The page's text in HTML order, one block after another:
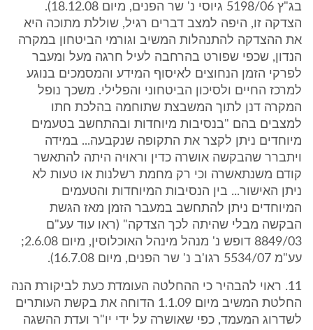
בג"ץ 5198/06 גיוסי נ' שר הפנים, מיום 18.12.08).
הצדקה זו, היפה למצב דברים רגיל, שוללת מתוכה היא
את ההצדקה להתנהלות המשיב וגורמי הביטחון במקרה
הנדון, שכפי שפורט בהרחבה לעיל חרגה מעל ומעבר
לפרקי הזמן הנחוצים לאיסוף המידע והמסמכים בנוגע
למרכז החיים ולסיכון הביטחוני והפלילי. משכך נופל
המקרה דנן לתוך המשבצת שתוחמה בהלכת חתו
למצבים בהם "בנסיבות מיוחדות ובהתחשב בטעמים
מיוחדים ניתן לקצר את התקופה שנקבעה... במידה
ויתברר שהבקשה אושרה כדין וראויה היתה להתאשר
קודם משנתאשרה וכי רק מחמת רשלנות או טעות לא
ניתן האישור... בין הנסיבות המיוחדות והטעמים
המיוחדים ניתן להתחשב במעבר הזמן מאז הגשת
הבקשה מבלי שהיתה לכך הצדקה" (ראו עוד עע"ם
8849/03 דופש נ' מנהל מינהל האוכלוסין, מיום 2.6.08;
עע"מ 5534/07 רגו'ב נ' שר הפנים, מיום 16.7.08).
11. ראוי להבהיר כי ההחלטה העומדת כעת לביקורת הנה
החלטת המשיב מיום 1.1.09 הדוחה את בקשת העותרים
לשדרוג המעמד, כפי שאושרה על ידי יו"ר ועדת ההשגה